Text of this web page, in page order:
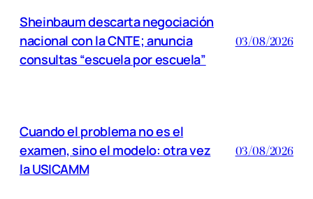
Sheinbaum descarta negociación
nacional con la CNTE; anuncia
consultas “escuela por escuela”
03/08/2026
Cuando el problema no es el
examen, sino el modelo: otra vez
la USICAMM
03/08/2026